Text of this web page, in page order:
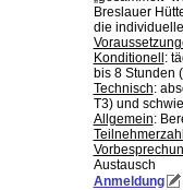
Breslauer
die
Konditionell :
bis 8 Stunden
Technisch:
T3) und
Allgemein:
Austausch
Anmeldung